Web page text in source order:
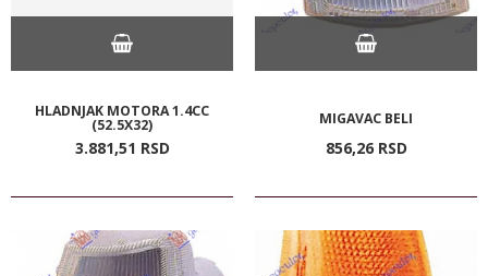
HLADNJAK MOTORA 1.4CC
(52.5X32)
3.881,51 RSD
MIGAVAC BELI
856,26 RSD